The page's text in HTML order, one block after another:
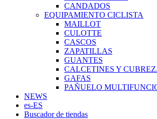
CANDADOS
EQUIPAMIENTO CICLISTA
MAILLOT
CULOTTE
CASCOS
ZAPATILLAS
GUANTES
CALCETINES Y
GAFAS
PAÑUELO
NEWS
es-ES
Buscador de tiendas